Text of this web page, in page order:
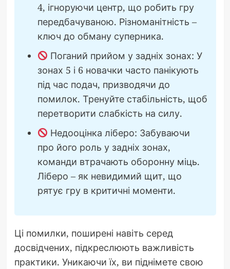
4, ігноруючи центр, що робить гру
передбачуваною. Різноманітність –
ключ до обману суперника.
Поганий прийом у задніх зонах: У
зонах 5 і 6 новачки часто панікують
під час подач, призводячи до
помилок. Тренуйте стабільність, щоб
перетворити слабкість на силу.
Недооцінка ліберо: Забуваючи
про його роль у задніх зонах,
команди втрачають оборонну міць.
Ліберо – як невидимий щит, що
рятує гру в критичні моменти.
Ці помилки, поширені навіть серед
досвідчених, підкреслюють важливість
практики. Уникаючи їх, ви піднімете свою